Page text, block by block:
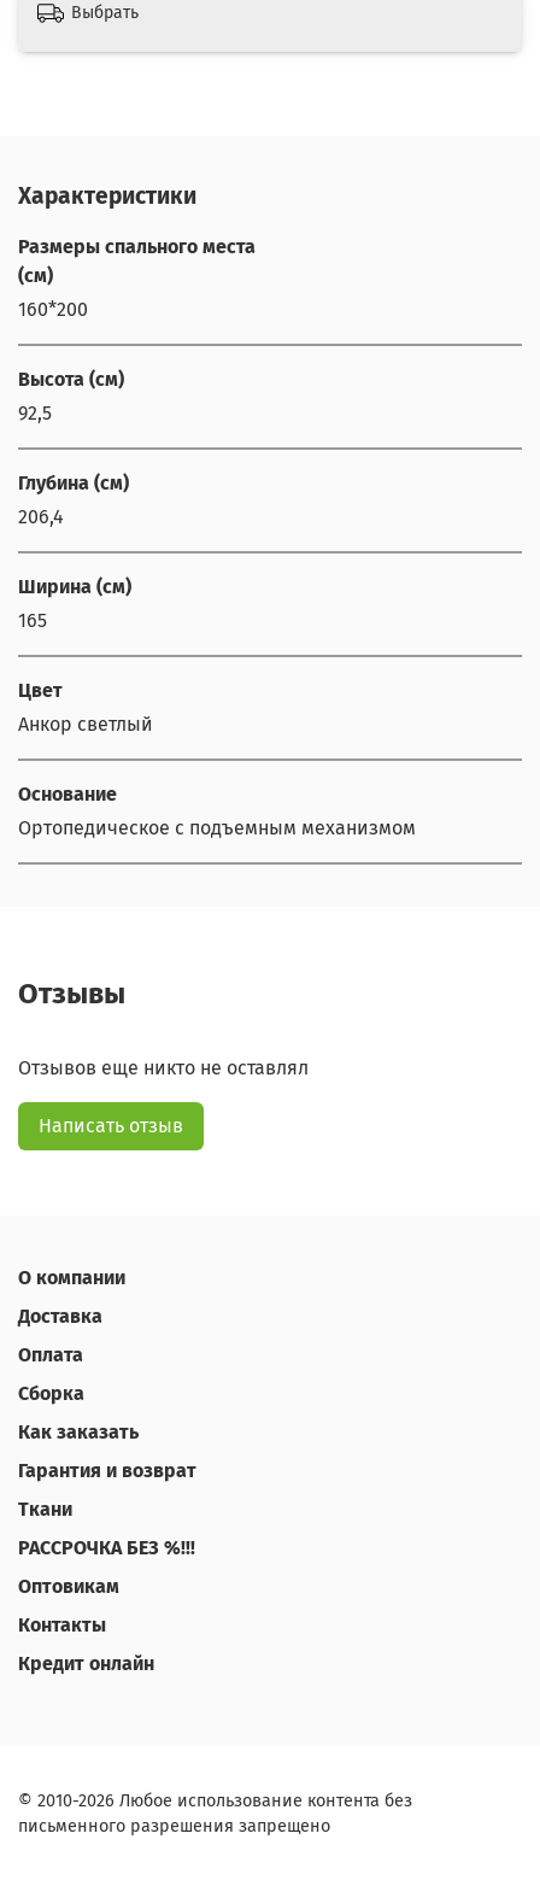
Выбрать
Характеристики
Размеры спального места
(см)
160*200
Высота (см)
92,5
Глубина (см)
206,4
Ширина (см)
165
Цвет
Анкор светлый
Основание
Ортопедическое с подъемным механизмом
Отзывы
Отзывов еще никто не оставлял
Написать отзыв
О компании
Доставка
Оплата
Сборка
Как заказать
Гарантия и возврат
Ткани
РАССРОЧКА БЕЗ %!!!
Оптовикам
Контакты
Кредит онлайн
© 2010-2026 Любое использование контента без
письменного разрешения запрещено